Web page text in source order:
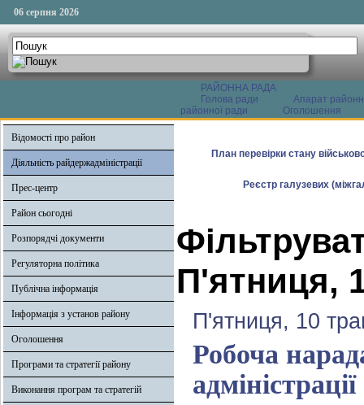
06 серпня 2026
РАЙОННА РАДА
Голова ради
Апарат
районної ради
Оголошення
Відомості про район
Діяльність райдержадміністрації
Прес-центр
Район сьогодні
Розпорядчі документи
Регуляторна політика
Публічна інформація
Інформація з установ району
Оголошення
Програми та стратегії району
Виконання програм та стратегій
План перевірки стану
Реєстр галузевих
П'ятниця,
П'ятниця, 10
Робоча
адміністрації